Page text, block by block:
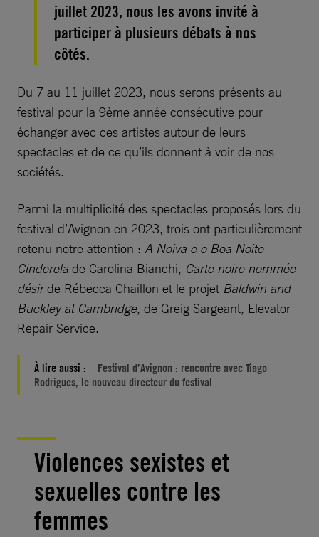
juillet 2023, nous les avons invité à
participer à plusieurs débats à nos
côtés.
Du 7 au 11 juillet 2023, nous serons présents au
festival pour la 9ème année consécutive pour
échanger avec ces artistes autour de leurs
spectacles et de ce qu’ils donnent à voir de nos
sociétés.
Parmi la multiplicité des spectacles proposés lors du
festival d’Avignon en 2023, trois ont particulièrement
retenu notre attention : A Noiva e o Boa Noite
Cinderela de Carolina Bianchi, Carte noire nommée
désirde Rébecca Chaillon et le projet Baldwin and
Buckley at Cambridge, de Greig Sargeant, Elevator
Repair Service.
À lire aussi :
Festival d’Avignon : rencontre avec Tiago
Rodrigues, le nouveau directeur du festival
Violences sexistes et
sexuelles contre les
femmes